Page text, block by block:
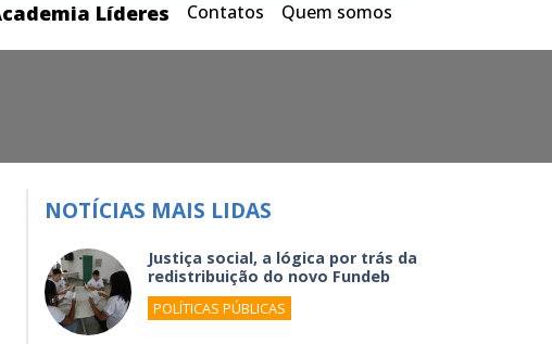
Líderes Contatos Quem somos
NOTÍCIAS MAIS LIDAS
Justiça social, a lógica por trás da
redistribuição do novo Fundeb
POLÍTICAS PÚBLICAS